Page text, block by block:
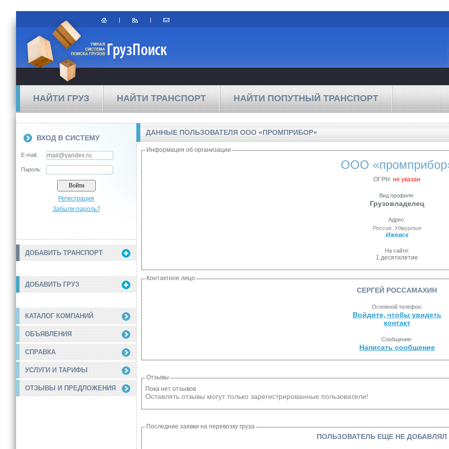
НАЙТИ ГРУЗ НАЙТИ ТРАНСПОРТ НАЙТИ ПОПУТНЫЙ ТРАНСПОРТ
ВХОД В СИСТЕМУ
E-mail:
Пароль:
Регистрация
Забыли пароль?
ДОБАВИТЬ ТРАНСПОРТ
ДОБАВИТЬ ГРУЗ
КАТАЛОГ КОМПАНИЙ
ОБЪЯВЛЕНИЯ
СПРАВКА
УСЛУГИ И ТАРИФЫ
ОТЗЫВЫ И ПРЕДЛОЖЕНИЯ
ДАННЫЕ ПОЛЬЗОВАТЕЛЯ ООО «ПРОМПРИБОР»
Информация об организации
ООО
ОГРН: не указан
Вид профиля:
Грузовладелец
Адрес:
Россия, Удмуртия
Ижевск
На сайте:
1 десятилетие
Контактное лицо
СЕРГЕЙ РОССАМАХИН
Основной телефон:
Войдите, чтобы увидеть
контакт
Сообщение:
Написать сообщение
Отзывы
Пока нет отзывов
Оставлять отзывы могут только зарегистрированные пользователи!
Последние заявки на перевозку груза
ПОЛЬЗОВАТЕЛЬ ЕЩЕ НЕ ДОБАВЛЯЛ